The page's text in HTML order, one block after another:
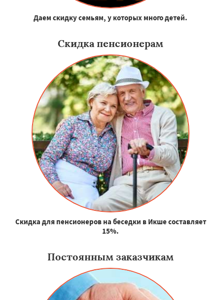
Даем скидку семьям, у которых много детей.
Скидка пенсионерам
Скидка для пенсионеров на беседки в Икше составляет
15%.
Постоянным заказчикам